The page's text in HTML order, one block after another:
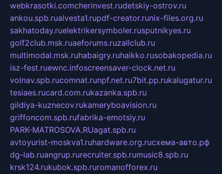
webkrasotki.comcherinvest.rudetskiy-ostrov.ru
ankou.spb.rualvesta1.rupdf-creator.runix-files.org.ru
sakhatoday.ruelektrikersymboler.rusputnikyes.ru
golf2club.msk.ruaeforums.ruzallclub.ru
multimodal.msk.ruhabaigry.ruhaikko.rusobakopedia.ru
isz-fest.ruewnc.infoscreensaver-clock.net.ru
volnav.spb.rucomnat.runpf.net.ru7bit.pp.rukalugatur.ru
tesiaes.rucard.com.rukazanka.spb.ru
gildiya-kuznecov.rukameryboavision.ru
griffoncom.spb.rufabrika-emotsiy.ru
PARK-MATROSOVA.RUagat.spb.ru
avtoyurist-moskva1.ruhardware.org.ruсхема-авто.рф
dg-lab.ruangrup.rurecruiter.spb.rumusic8.spb.ru
krsk124.rukubok.spb.ruromanofforex.ru